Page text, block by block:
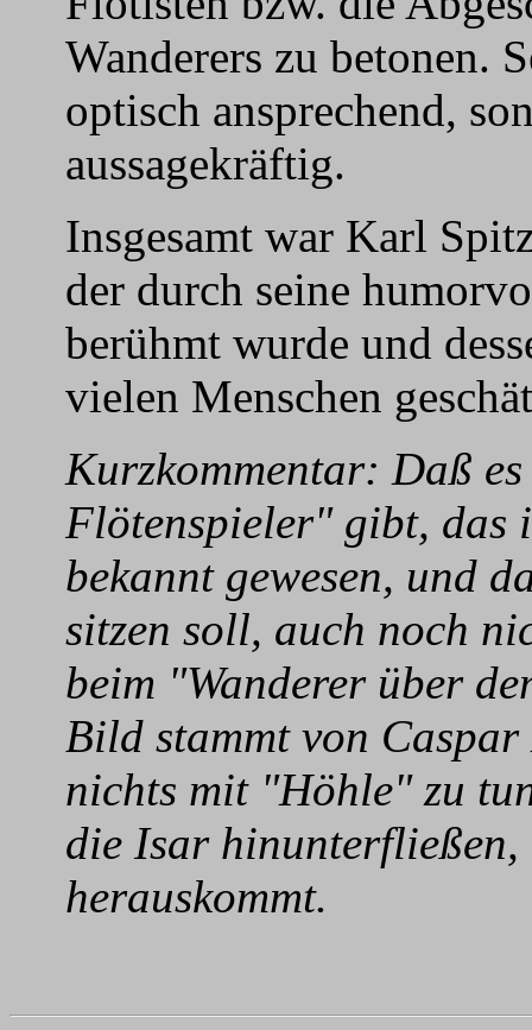
Wanderers zu betonen.
optisch ansprechend,
aussagekräftig.
Insgesamt war Karl
der durch seine
berühmt wurde und
vielen Menschen
Kurzkommentar: Daß
Flötenspieler" gibt, das
bekannt gewesen, und
sitzen soll, auch noch
beim "Wanderer über
Bild stammt von
nichts mit "Höhle" zu
die Isar hinunterfließen,
herauskommt.